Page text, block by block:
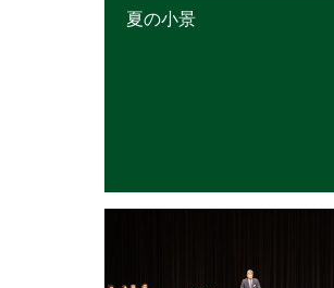
夏の小景
READ MORE